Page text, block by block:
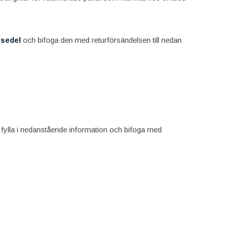
och bifoga den med returförsändelsen till nedan
i nedanstående information och bifoga med